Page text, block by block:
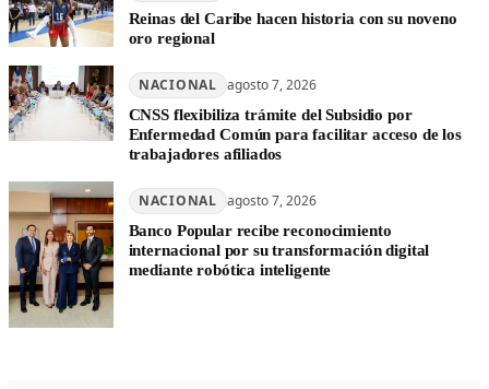
Reinas del Caribe hacen historia con su noveno
oro regional
NACIONAL agosto 7, 2026
CNSS flexibiliza trámite del Subsidio por
Enfermedad Común para facilitar acceso de los
trabajadores afiliados
NACIONAL agosto 7, 2026
Banco Popular recibe reconocimiento
internacional por su transformación digital
mediante robótica inteligente